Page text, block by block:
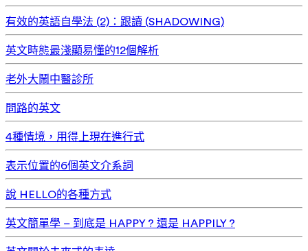
有效的英語自學法 (2)：跟讀 (SHADOWING)
英文時態最淺顯易懂的12個解析
老外大鬧中醫診所
問路的英文
4種情境，用得上現在進行式
表示位置的6個英文介系詞
說 HELLO的各種方式
英文簡單學 – 到底是 HAPPY ? 還是 HAPPILY ?